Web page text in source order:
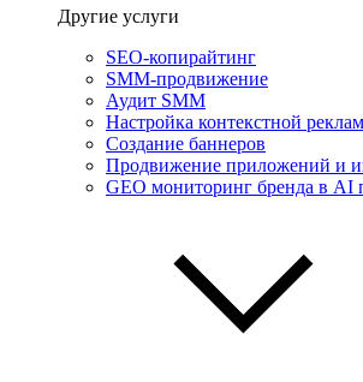
Другие услуги
SEO-копирайтинг
SMM-продвижение
Аудит SMM
Настройка контекстной
Создание баннеров
Продвижение приложений и
GEO мониторинг бренда в AI